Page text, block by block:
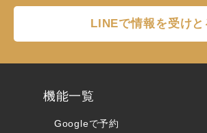
LINEで情報を受けと
機能一覧
Googleで予約